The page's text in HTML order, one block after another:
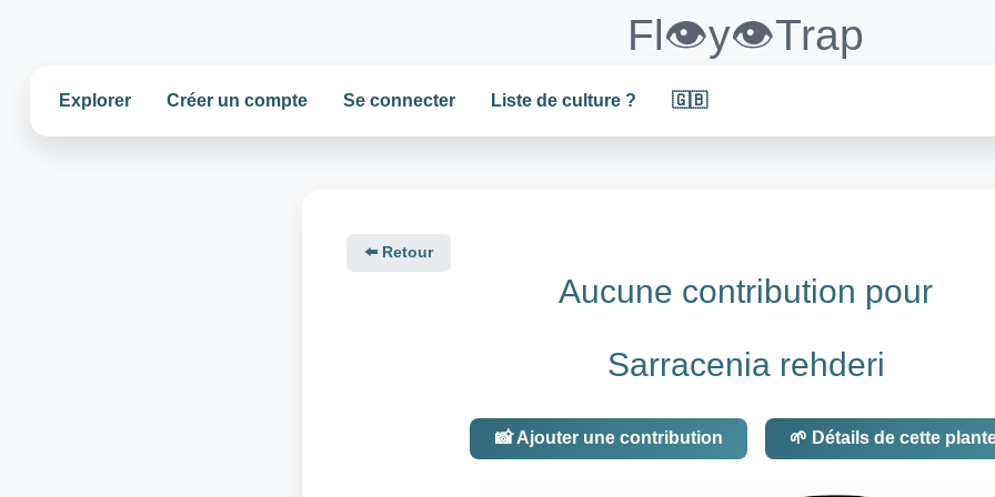
Fl👁️y👁️Trap
Explorer Créer un compte Se connecter Liste de culture ? 🇬🇧
⬅️ Retour
Aucune contribution pour
Sarracenia rehderi
📸 Ajouter une contribution 🌱 Détails de cette